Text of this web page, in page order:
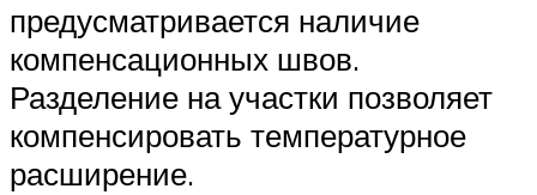
предусматривается наличие
компенсационных швов.
Разделение на участки позволяет
компенсировать температурное
расширение.